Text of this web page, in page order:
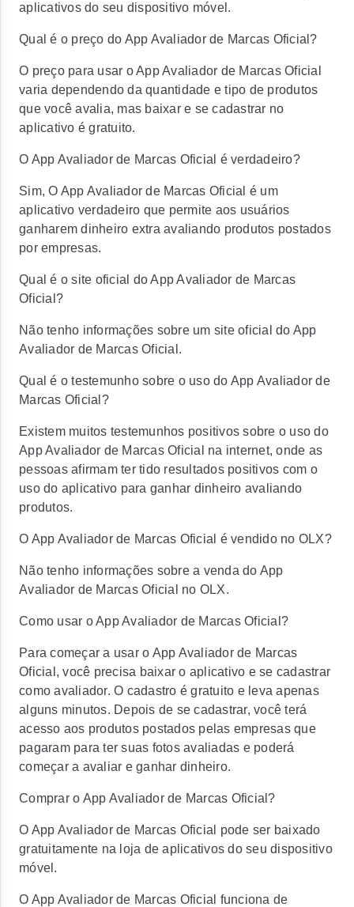
aplicativos do seu dispositivo móvel.
Qual é o preço do App Avaliador de Marcas Oficial?
O preço para usar o App Avaliador de Marcas Oficial
varia dependendo da quantidade e tipo de produtos
que você avalia, mas baixar e se cadastrar no
aplicativo é gratuito.
O App Avaliador de Marcas Oficial é verdadeiro?
Sim, O App Avaliador de Marcas Oficial é um
aplicativo verdadeiro que permite aos usuários
ganharem dinheiro extra avaliando produtos postados
por empresas.
Qual é o site oficial do App Avaliador de Marcas
Oficial?
Não tenho informações sobre um site oficial do App
Avaliador de Marcas Oficial.
Qual é o testemunho sobre o uso do App Avaliador de
Marcas Oficial?
Existem muitos testemunhos positivos sobre o uso do
App Avaliador de Marcas Oficial na internet, onde as
pessoas afirmam ter tido resultados positivos com o
uso do aplicativo para ganhar dinheiro avaliando
produtos.
O App Avaliador de Marcas Oficial é vendido no OLX?
Não tenho informações sobre a venda do App
Avaliador de Marcas Oficial no OLX.
Como usar o App Avaliador de Marcas Oficial?
Para começar a usar o App Avaliador de Marcas
Oficial, você precisa baixar o aplicativo e se cadastrar
como avaliador. O cadastro é gratuito e leva apenas
alguns minutos. Depois de se cadastrar, você terá
acesso aos produtos postados pelas empresas que
pagaram para ter suas fotos avaliadas e poderá
começar a avaliar e ganhar dinheiro.
Comprar o App Avaliador de Marcas Oficial?
O App Avaliador de Marcas Oficial pode ser baixado
gratuitamente na loja de aplicativos do seu dispositivo
móvel.
O App Avaliador de Marcas Oficial funciona de